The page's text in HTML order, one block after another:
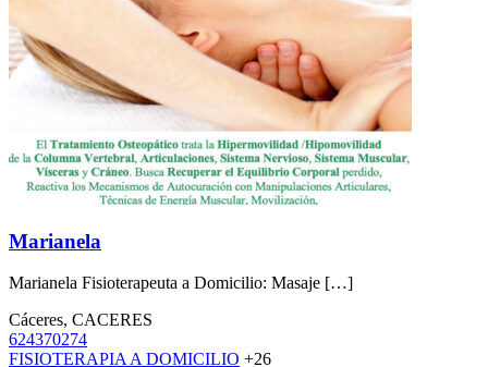
Marianela
Marianela Fisioterapeuta a Domicilio: Masaje […]
Cáceres, CACERES
624370274
FISIOTERAPIA A DOMICILIO +26